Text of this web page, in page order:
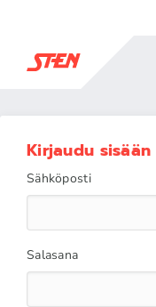
Kirjaudu sisään
Sähköposti
Salasana